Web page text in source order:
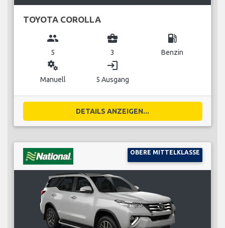
TOYOTA COROLLA
group
5
business_center
3
local_gas_station
Benzin
miscellaneous_services
Manuell
login
5 Ausgang
DETAILS ANZEIGEN...
OBERE MITTELKLASSE